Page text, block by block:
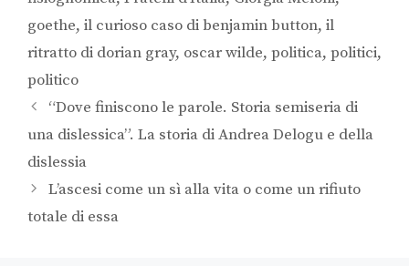
goethe, il curioso caso di benjamin button, il
ritratto di dorian gray, oscar wilde, politica, politici,
politico
“Dove finiscono le parole. Storia semiseria di
una dislessica”. La storia di Andrea Delogu e della
dislessia
L’ascesi come un sì alla vita o come un rifiuto
totale di essa